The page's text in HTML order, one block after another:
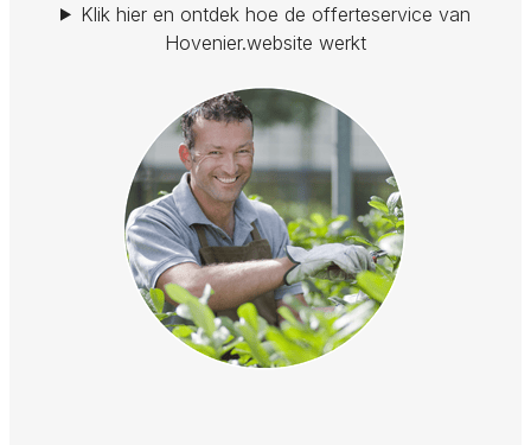
Klik hier en ontdek hoe de offerteservice van
Hovenier.website werkt